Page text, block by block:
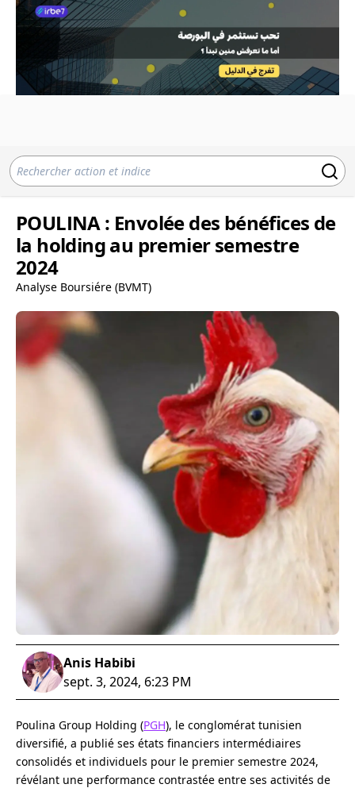
POULINA : Envolée des bénéfices de
la holding au premier semestre
2024
Analyse Boursiére (BVMT)
Anis Habibi
sept. 3, 2024, 6:23 PM
Poulina Group Holding (PGH), le conglomérat tunisien
diversifié, a publié ses états financiers intermédiaires
consolidés et individuels pour le premier semestre 2024,
révélant une performance contrastée entre ses activités de